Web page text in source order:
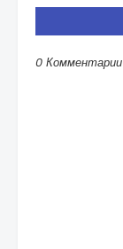
0 Комментарии